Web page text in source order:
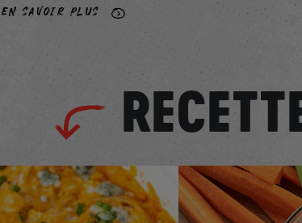
EN SAVOIR PLUS